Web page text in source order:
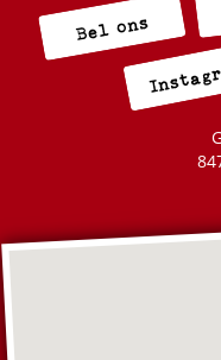
Bel ons